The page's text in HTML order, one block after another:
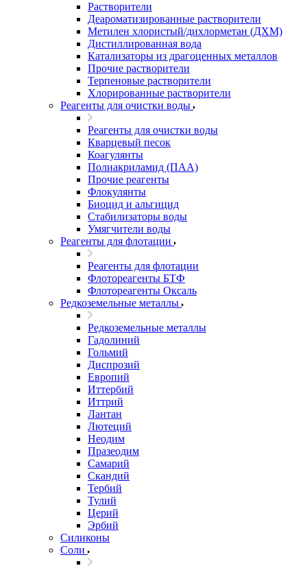
Растворители
Деароматизированные растворители
Метилен хлористый/дихлорметан (ДХМ)
Дистиллированная вода
Катализаторы из драгоценных металлов
Прочие растворители
Терпеновые растворители
Хлорированные растворители
Реагенты для очистки воды
Реагенты для очистки воды
Кварцевый песок
Коагулянты
Полиакриламид (ПАА)
Прочие реагенты
Флокулянты
Биоцид и альгицид
Стабилизаторы воды
Умягчители воды
Реагенты для флотации
Реагенты для флотации
Флотореагенты БТФ
Флотореагенты Оксаль
Редкоземельные металлы
Редкоземельные металлы
Гадолиний
Гольмий
Диспрозий
Европий
Иттербий
Иттрий
Лантан
Лютеций
Неодим
Празеодим
Самарий
Скандий
Тербий
Тулий
Церий
Эрбий
Силиконы
Соли